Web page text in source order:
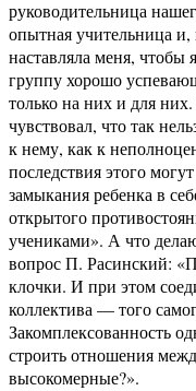
руководительница
опытная учительница
наставляла меня, чтобы
группу хорошо
только на них и для
чувствовал, что так
к нему, как к
последствия этого
замыкания ребенка в
открытого
учениками». А что
вопрос П. Расинский:
клочки. И при этом
коллектива — того
Закомплексованность
строить отношения
высокомерные?».